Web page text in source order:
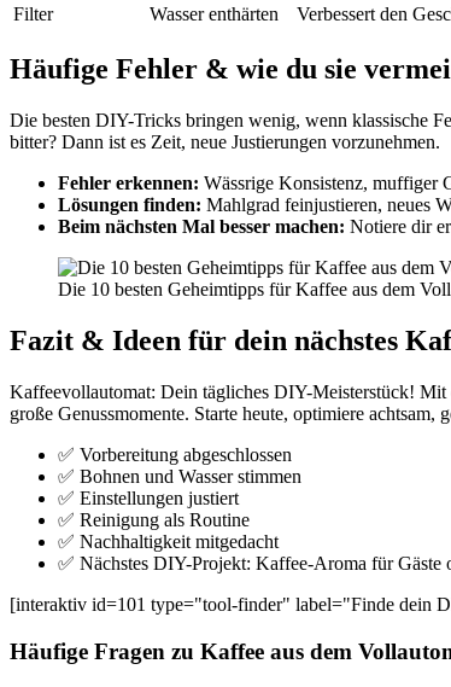
Filter
Wasser enthärten Verbessert den
Häufige Fehler & wie du sie
Die besten DIY-Tricks bringen wenig, wenn klassische
bitter? Dann ist es Zeit, neue Justierungen vorzunehmen.
Fehler erkennen: Wässrige Konsistenz, muffiger
Lösungen finden: Mahlgrad feinjustieren, neues
Beim nächsten Mal besser machen: Notiere dir
Die 10 besten Geheimtipps für Kaffee aus dem
Fazit & Ideen für dein nächstes
Kaffeevollautomat: Dein tägliches DIY-Meisterstück! Mit
große Genussmomente. Starte heute, optimiere
✅ Vorbereitung abgeschlossen
✅ Bohnen und Wasser stimmen
✅ Einstellungen justiert
✅ Reinigung als Routine
✅ Nachhaltigkeit mitgedacht
✅ Nächstes DIY-Projekt: Kaffee-Aroma für Gäste
[interaktiv id=101 type="tool-finder" label="Finde dein
Häufige Fragen zu Kaffee aus dem